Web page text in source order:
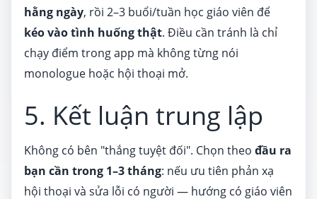
hằng ngày, rồi 2–3 buổi/tuần học giáo viên để
kéo vào tình huống thật. Điều cần tránh là chỉ
chạy điểm trong app mà không từng nói
monologue hoặc hội thoại mở.
5. Kết luận trung lập
Không có bên "thắng tuyệt đối". Chọn theo đầu ra
bạn cần trong 1–3 tháng: nếu ưu tiên phản xạ
hội thoại và sửa lỗi có người — hướng có giáo viên